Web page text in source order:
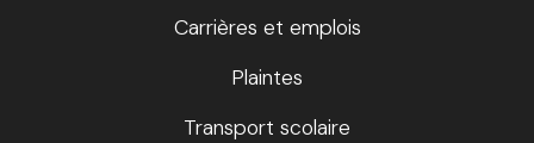
Carrières et emplois
Plaintes
Transport scolaire